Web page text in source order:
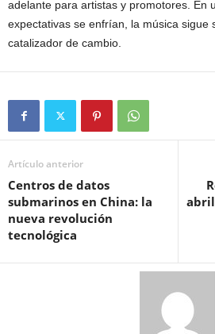
adelante para artistas y promotores. En
expectativas se enfrían, la música sigue
catalizador de cambio.
Artículo anterior
Centros de datos
submarinos en China: la
nueva revolución
tecnológica